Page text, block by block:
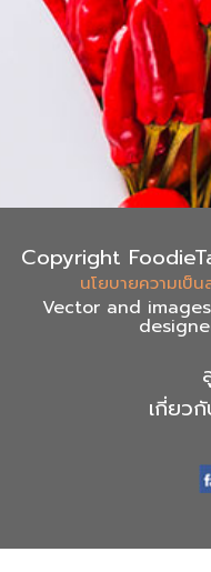
Copyright
นโยบายความเป็
Vector and
เกี่ยว